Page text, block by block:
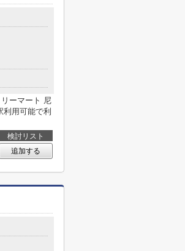
ーマート 尼
用可能で利
検討リスト
追加する